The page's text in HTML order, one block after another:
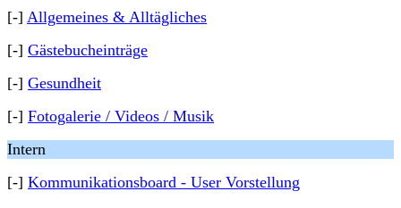
[-] Allgemeines & Alltägliches
[-] Gästebucheinträge
[-] Gesundheit
[-] Fotogalerie / Videos / Musik
Intern
[-] Kommunikationsboard - User Vorstellung